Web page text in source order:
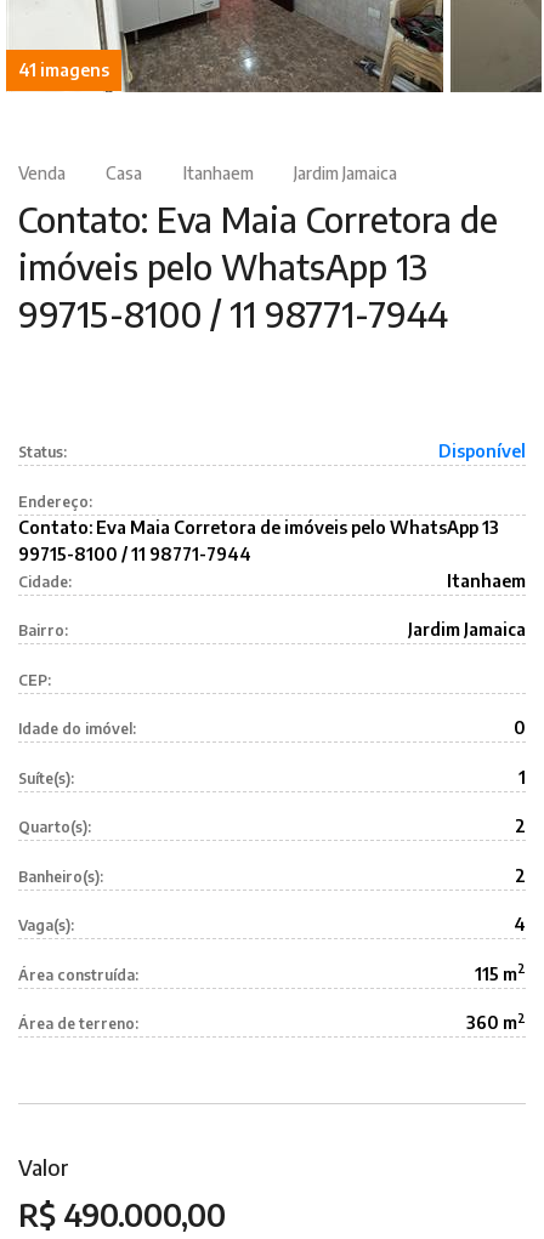
41 imagens
Venda Casa Itanhaem Jardim Jamaica
Contato: Eva Maia Corretora de
imóveis pelo WhatsApp 13
99715-8100 / 11 98771-7944
Status: Disponível
Endereço:
Contato: Eva Maia Corretora de imóveis pelo WhatsApp 13
99715-8100 / 11 98771-7944
Cidade: Itanhaem
Bairro: Jardim Jamaica
CEP:
Idade do imóvel: 0
Suíte(s): 1
Quarto(s): 2
Banheiro(s): 2
Vaga(s): 4
Área construída: 115 m2
Área de terreno: 360 m2
Valor
R$ 490.000,00